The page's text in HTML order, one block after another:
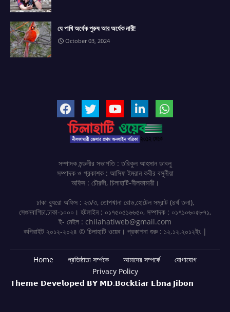
যে পাখি অর্ধেক পুরুষ আর অর্ধেক নারী!
October 03, 2024
সম্পাদক মন্ডলীর সভাপতি : তরিকুল আহসান ডাবলু
সম্পাদক ও প্রকাশক : আসিফ ইমরান কবীর বসুনীয়া
অফিস : চৌরঙ্গী, চিলাহাটি-নীলফামারী।
ঢাকা ব্যুরো অফিস : ২৩/৩, তোপখানা রোড,হোটেল সম্রাট (৪র্থ তলা),
সেগুনবাগিচা,ঢাকা-১০০০। হটলাইন : ০১৭৫০৫১৬৬৫০, সম্পাদক : ০১৭১০৬০৫৮৭১,
ই- মেইল : chilahatiweb@gmail.com
কপিরাইট ২০১২-২০২৪ © চিলাহাটি ওয়েব। প্রকাশনা শুরু : ১২.১২.২০১২ইং |
Home প্রতিষ্ঠাতা সর্ম্পকে আমাদের সম্পর্কে
যোগাযোগ
Privacy Policy
𝗧𝗵𝗲𝗺𝗲 𝗗𝗲𝘃𝗲𝗹𝗼𝗽𝗲𝗱 𝗕𝗬 𝗠𝗗.𝗕𝗼𝗰𝗸𝘁𝗶𝗮𝗿 𝗘𝗯𝗻𝗮 𝗝𝗶𝗯𝗼𝗻